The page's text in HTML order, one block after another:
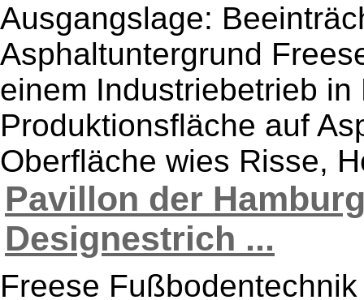
Ausgangslage:
Asphaltuntergrund
einem Industriebetrieb in
Produktionsfläche auf
Oberfläche wies Risse,
Pavillon der
Designestrich ...
Freese